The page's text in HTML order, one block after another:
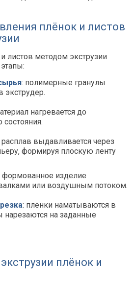
плёнок и листов
листов методом экструзии
: полимерные гранулы
экструдер.
нагревается до
состояния.
расплав выдавливается через
формируя плоскую ленту
формованное изделие
или воздушным потоком.
: плёнки наматываются в
нарезаются на заданные
плёнок и